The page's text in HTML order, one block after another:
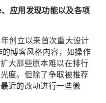
应用发现功能以及各项
创立以来首次重大设计
博客风格内容，如操作
大那些原本难以在排行
度。但除了争取被推荐
近的改动进行一些微